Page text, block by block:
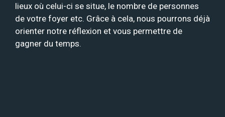
lieux où celui-ci se situe, le nombre de personnes
de votre foyer etc. Grâce à cela, nous pourrons déjà
orienter notre réflexion et vous permettre de
gagner du temps.